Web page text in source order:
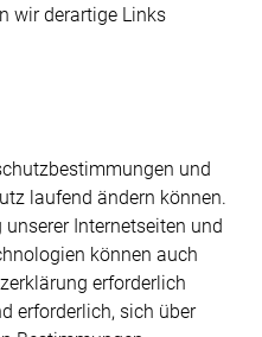
wir derartige Links
und
laufend ändern können.
Internetseiten und
können auch
erforderlich
erforderlich, sich über